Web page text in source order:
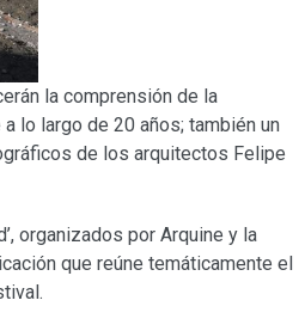
la comprensión de la
lo largo de 20 años; también un
de los arquitectos Felipe
organizados por Arquine y la
que reúne temáticamente el